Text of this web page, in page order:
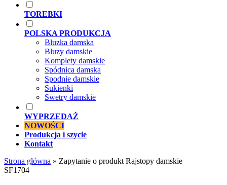
TOREBKI
POLSKA PRODUKCJA
Bluzka damska
Bluzy damskie
Komplety damskie
Spódnica damska
Spodnie damskie
Sukienki
Swetry damskie
WYPRZEDAŻ
NOWOŚCI
Produkcja i szycie
Kontakt
Strona główna » Zapytanie o produkt Rajstopy damskie
SF1704